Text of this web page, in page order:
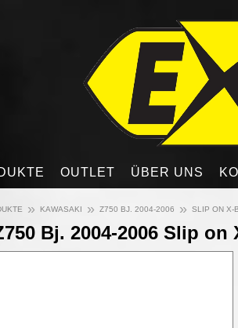
OUTLET ÜBER UNS
» KAWASAKI » Z750 BJ. 2004-2006 » SLIP ON X-
Bj. 2004-2006 Slip on